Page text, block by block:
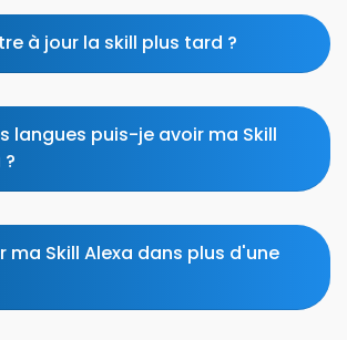
à jour la skill plus tard ?
langues puis-je avoir ma Skill
ma Skill Alexa dans plus d'une